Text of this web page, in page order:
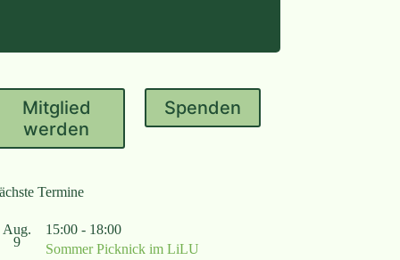
Mitglied
werden
Spenden
Termine
Aug.
9
15:00 - 18:00
Sommer Picknick im LiLU